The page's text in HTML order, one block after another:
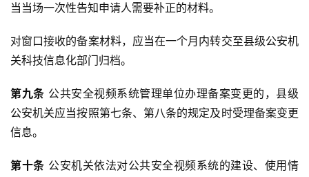
当当场一次性告知申请人需要补正的材料。
对窗口接收的备案材料，应当在一个月内转交至县级公安机
关科技信息化部门归档。
第九条 公共安全视频系统管理单位办理备案变更的，县级
公安机关应当按照第七条、第八条的规定及时受理备案变更
信息。
第十条 公安机关依法对公共安全视频系统的建设、使用情